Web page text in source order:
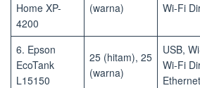
Home XP-
4200
(warna)
Wi-Fi
6. Epson
EcoTank
L15150
25 (hitam), 25
(warna)
USB,
Wi-Fi
Ethernet